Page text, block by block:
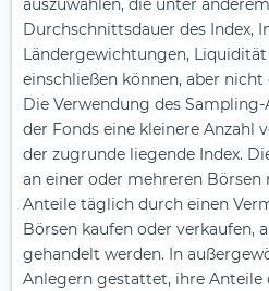
auszuwählen, die unter
Durchschnittsdauer des Index,
Ländergewichtungen,
einschließen können, aber
Die Verwendung des
der Fonds eine kleinere Anzahl
der zugrunde liegende Index.
an einer oder mehreren
Anteile täglich durch einen
Börsen kaufen oder verkaufen,
gehandelt werden. In
Anlegern gestattet, ihre Anteile